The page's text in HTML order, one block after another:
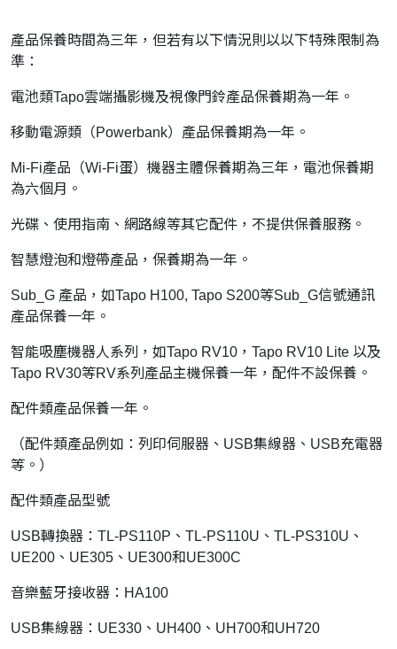
產品保養時間為三年，但若有以下情況則以以下特殊限制為
準：
電池類Tapo雲端攝影機及視像門鈴產品保養期為一年。
移動電源類（Powerbank）產品保養期為一年。
Mi-Fi產品（Wi-Fi蛋）機器主體保養期為三年，電池保養期
為六個月。
光碟、使用指南、網路線等其它配件，不提供保養服務。
智慧燈泡和燈帶產品，保養期為一年。
Sub_G 產品，如Tapo H100, Tapo S200等Sub_G信號通訊
產品保養一年。
智能吸塵機器人系列，如Tapo RV10，Tapo RV10 Lite 以及
Tapo RV30等RV系列產品主機保養一年，配件不設保養。
配件類產品保養一年。
（配件類產品例如：列印伺服器、USB集線器、USB充電器
等。）
配件類產品型號
USB轉換器：TL-PS110P、TL-PS110U、TL-PS310U、
UE200、UE305、UE300和UE300C
音樂藍牙接收器：HA100
USB集線器：UE330、UH400、UH700和UH720